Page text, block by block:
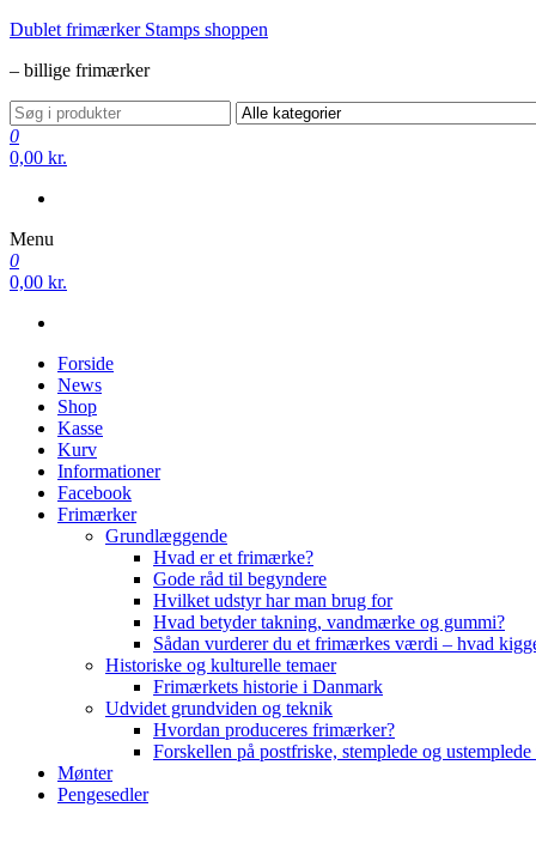
Videre
indhold
Dublet frimærker Stamps shoppen
– billige frimærker
0
0,00 kr.
Menu
0
0,00 kr.
Forside
News
Shop
Kasse
Kurv
Informationer
Facebook
Frimærker
Grundlæggende
Hvad er et frimærke?
Gode råd til begyndere
Hvilket udstyr har man brug for
Hvad betyder takning, vandmærke og gummi?
Sådan vurderer du et frimærkes værdi – hvad
Historiske og kulturelle temaer
Frimærkets historie i Danmark
Udvidet grundviden og teknik
Hvordan produceres frimærker?
Forskellen på postfriske, stemplede og
Mønter
Pengesedler